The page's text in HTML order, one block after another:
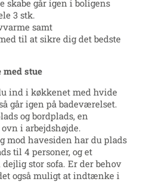
skabe går igen i boligens
3 stk.
samt
til at sikre dig det bedste
stue
ind i køkkenet med hvide
går igen på badeværelset.
og bordplads, en
i arbejdshøjde.
mod havesiden har du plads
til 4 personer, og et
stor sofa. Er der behov
også muligt at indtænke i